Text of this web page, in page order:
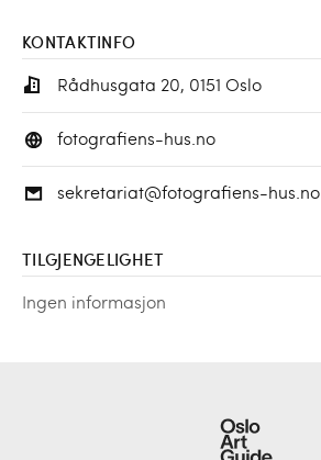
KONTAKTINFO
Rådhusgata 20, 0151 Oslo
fotografiens-hus.no
sekretariat@fotografiens-hus.no
TILGJENGELIGHET
Ingen informasjon